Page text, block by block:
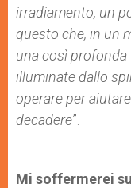
irradiamento, un
questo che, in un
una così
illuminate dallo
operare per
decadere
Mi soffermerei